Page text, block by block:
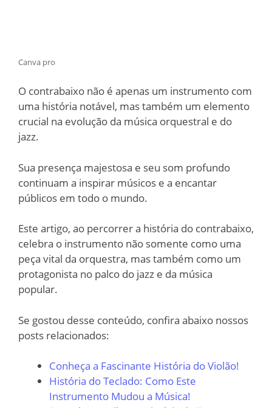
Canva pro
O contrabaixo não é apenas um instrumento com
uma história notável, mas também um elemento
crucial na evolução da música orquestral e do
jazz.
Sua presença majestosa e seu som profundo
continuam a inspirar músicos e a encantar
públicos em todo o mundo.
Este artigo, ao percorrer a história do contrabaixo,
celebra o instrumento não somente como uma
peça vital da orquestra, mas também como um
protagonista no palco do jazz e da música
popular.
Se gostou desse conteúdo, confira abaixo nossos
posts relacionados:
Conheça a Fascinante História do Violão!
História do Teclado: Como Este
Instrumento Mudou a Música!